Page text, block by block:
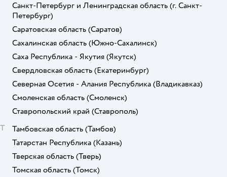
Санкт-Петербург и Ленинградская область (г. Санкт-
Петербург)
Саратовская область (Саратов)
Сахалинская область (Южно-Сахалинск)
Саха Республика - Якутия (Якутск)
Свердловская область (Екатеринбург)
Северная Осетия - Алания Республика (Владикавказ)
Смоленская область (Смоленск)
Ставропольский край (Ставрополь)
Т
Тамбовская область (Тамбов)
Татарстан Республика (Казань)
Тверская область (Тверь)
Томская область (Томск)